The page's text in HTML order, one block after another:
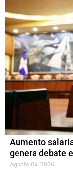
Aumento
genera debate
Agosto 06, 2026